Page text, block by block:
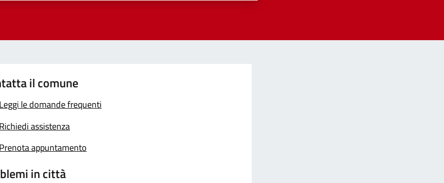
il comune
Leggi le domande frequenti
Richiedi assistenza
Prenota appuntamento
in città